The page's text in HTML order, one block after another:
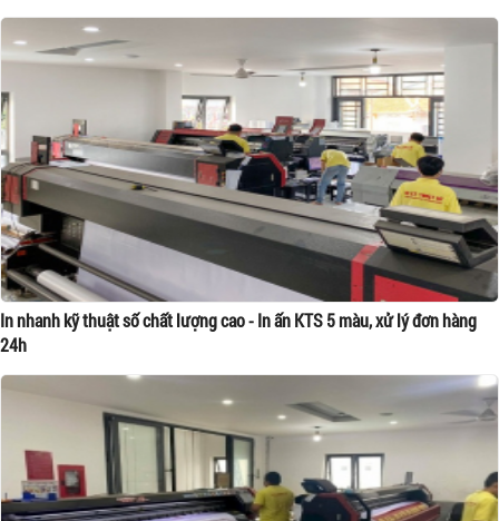
In nhanh kỹ thuật số chất lượng cao - In ấn KTS 5 màu, xử lý đơn hàng
24h